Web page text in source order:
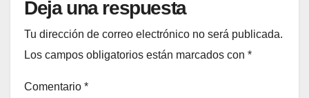
Deja una respuesta
Tu dirección de correo electrónico no será publicada.
Los campos obligatorios están marcados con *
Comentario *